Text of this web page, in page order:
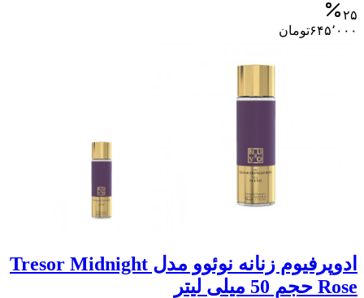
۲۵
۶۴۵٬۰۰۰تومان
ادوپرفیوم زنانه نوئوو مدل Tresor Midnight
Rose حجم 50 میلی لیتر